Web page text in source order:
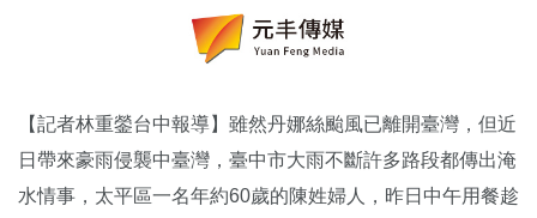
【記者林重鎣台中報導】雖然丹娜絲颱風已離開臺灣，但近
日帶來豪雨侵襲中臺灣，臺中市大雨不斷許多路段都傳出淹
水情事，太平區一名年約60歲的陳姓婦人，昨日中午用餐趁